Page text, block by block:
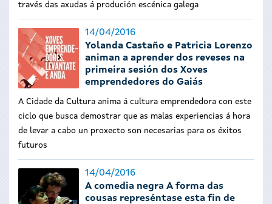
través das axudas á produción escénica galega
14/04/2016
Yolanda Castaño e Patricia Lorenzo
animan a aprender dos reveses na
primeira sesión dos Xoves
emprendedores do Gaiás
A Cidade da Cultura anima á cultura emprendedora con este
ciclo que busca demostrar que as malas experiencias á hora
de levar a cabo un proxecto son necesarias para os éxitos
futuros
14/04/2016
A comedia negra A forma das
cousas represéntase esta fin de